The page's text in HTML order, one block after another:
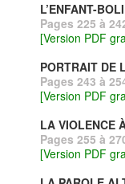
L’ENFANT-
Pages 225 à
[Version PDF
PORTRAIT DE
Pages 243 à
[Version PDF
LA VIOLENCE
Pages 255 à
[Version PDF